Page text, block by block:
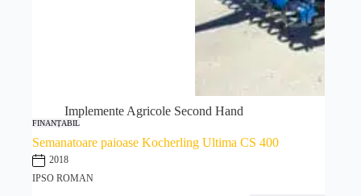
Implemente Agricole Second Hand
FINANȚABIL
Semanatoare paioase Kocherling Ultima CS 400
2018
IPSO ROMAN